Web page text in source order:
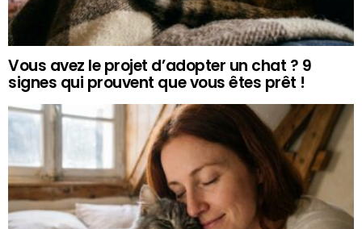
Vous avez le projet d’adopter un chat ? 9
signes qui prouvent que vous êtes prêt !